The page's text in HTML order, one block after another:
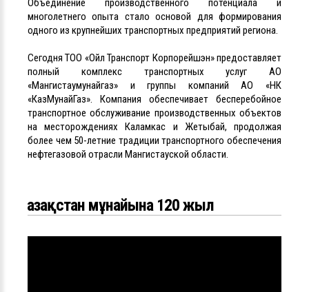
Объединение производственного потенциала и
многолетнего опыта стало основой для формирования
одного из крупнейших транспортных предприятий региона.
Сегодня ТОО «Ойл Транспорт Корпорейшэн» предоставляет
полный комплекс транспортных услуг АО
«Мангистаумунайгаз» и группы компаний АО «НК
«КазМунайГаз». Компания обеспечивает бесперебойное
транспортное обслуживание производственных объектов
на месторождениях Каламкас и Жетыбай, продолжая
более чем 50-летние традиции транспортного обеспечения
нефтегазовой отрасли Мангистауской области.
Қазақстан мұнайына 120 жыл